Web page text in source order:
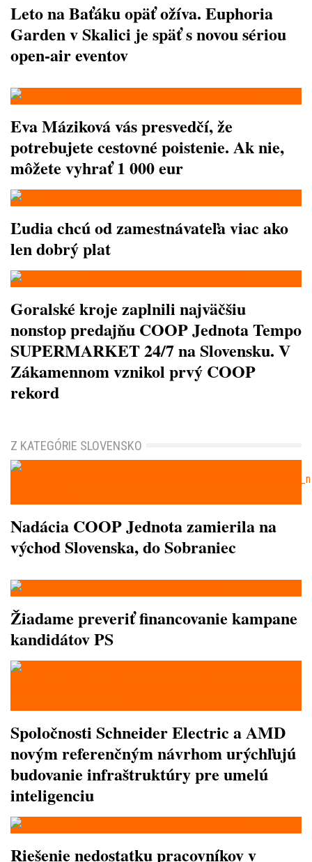
Leto na Baťáku opäť ožíva. Euphoria
Garden v Skalici je späť s novou sériou
open-air eventov
Eva Máziková vás presvedčí, že
potrebujete cestovné poistenie. Ak nie,
môžete vyhrať 1 000 eur
Ľudia chcú od zamestnávateľa viac ako
len dobrý plat
Goralské kroje zaplnili najväčšiu
nonstop predajňu COOP Jednota Tempo
SUPERMARKET 24/7 na Slovensku. V
Zákamennom vznikol prvý COOP
rekord
Z KATEGÓRIE SLOVENSKO
Nadácia COOP Jednota zamierila na
východ Slovenska, do Sobraniec
Žiadame preveriť financovanie kampane
kandidátov PS
Spoločnosti Schneider Electric a AMD
novým referenčným návrhom urýchľujú
budovanie infraštruktúry pre umelú
inteligenciu
Riešenie nedostatku pracovníkov v